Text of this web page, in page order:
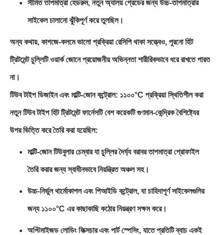
সীমিত তাপমাত্রা হেডরুম, নতুন অ্যালয় গ্রেডের জন্য উচ্চ-তাপমাত্রার
সাইকেল চালানো ঝুঁকিপূর্ণ করে তুলছিল।
অন্য কথায়, কাগজে-কলমে ভালো প্রক্রিয়া রেসিপি থাকা সত্ত্বেও, পুরনো হিট
ট্রিটমেন্ট চুল্লিটি ওয়ার্ক জোনে প্রয়োজনীয় অভিন্নতা শারীরিকভাবে ধরে রাখতে পারত
না।
টিউব টাইপ ডিজাইন এবং মাল্টি-জোন কন্ট্রোল: ১১০০°C প্রক্রিয়া স্থিতিশীল করা
নতুন টিউব টাইপ হিট ট্রিটমেন্ট ফার্নেসটি বেশ কয়েকটি গুণমান-কেন্দ্রিক বৈশিষ্ট্যের
উপর ভিত্তি করে তৈরি করা হয়েছিল:
মাল্টি-জোন টিউবুলার চেম্বার যা চুল্লির দৈর্ঘ্য বরাবর তাপমাত্রা প্রোফাইল
তৈরি করার জন্য স্বাধীনভাবে নিয়ন্ত্রিত অঞ্চল সহ।
উচ্চ-নির্ভুল থার্মোকাপল এবং পিআইডি কন্ট্রোল, যা চাহিদাপূর্ণ সাইকেলগুলির
জন্য ১১০০°C এর কাছাকাছি কঠোর নিয়ন্ত্রণ সক্ষম করে।
অপ্টিমাইজড লোডিং ফিক্সচার এবং পার্ট স্পেসিং, যাতে প্রতিটি ব্যাচ একই